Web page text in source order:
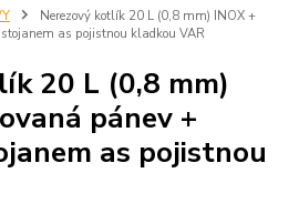
Nerezový kotlík 20 L (0,8 mm) INOX +
as pojistnou kladkou VAR
20 L (0,8 mm)
pánev +
as pojistnou